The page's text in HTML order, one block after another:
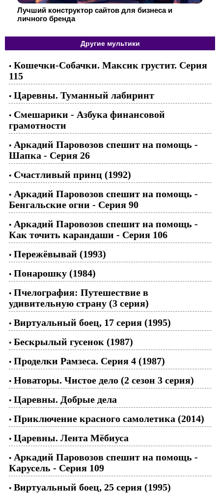
Лучший конструктор сайтов для бизнеса и
личного бренда
Другие мультики
• Кошечки-Собачки. Максик грустит. Серия
115
• Царевны. Туманный лабиринт
• Смешарики - Азбука финансовой
грамотности
• Аркадий Паровозов спешит на помощь -
Шапка - Серия 26
• Счастливый принц (1992)
• Аркадий Паровозов спешит на помощь -
Бенгальские огни - Серия 90
• Аркадий Паровозов спешит на помощь -
Как точить карандаши - Серия 106
• Пережёвывай (1993)
• Понарошку (1984)
• Пчелография: Путешествие в
удивительную страну (3 серия)
• Виртуальный боец, 17 серия (1995)
• Бескрылый гусенок (1987)
• Проделки Рамзеса. Серия 4 (1987)
• Новаторы. Чистое дело (2 сезон 3 серия)
• Царевны. Добрые дела
• Приключение красного самолетика (2014)
• Царевны. Лента Мёбиуса
• Аркадий Паровозов спешит на помощь -
Карусель - Серия 109
• Виртуальный боец, 25 серия (1995)